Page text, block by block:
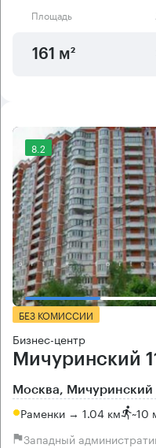
Площадь
161 м²
8.2
БЕЗ КОМИССИИ
Бизнес-центр
Мичуринский
Москва, Мичуринский
Раменки → 1.04 км ~10
Западный